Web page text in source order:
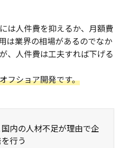
問い合わせ
は人件費を抑えるか、月額費
は業界の相場があるのでなか
、人件費は工夫すれば下げる
フショア開発です。
内の人材不足が理由で企
行う